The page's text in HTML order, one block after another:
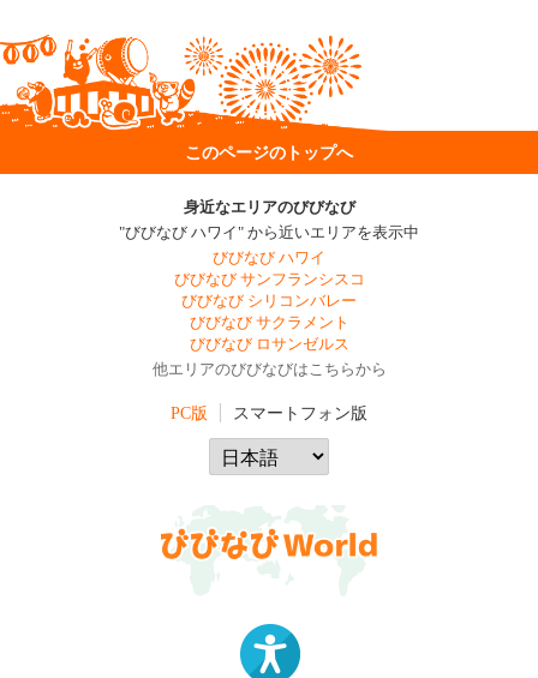
このページのトップへ
身近なエリアのびびなび
"びびなび ハワイ" から近いエリアを表示中
びびなび ハワイ
びびなび サンフランシスコ
びびなび シリコンバレー
びびなび サクラメント
びびなび ロサンゼルス
他エリアのびびなびはこちらから
PC版 スマートフォン版